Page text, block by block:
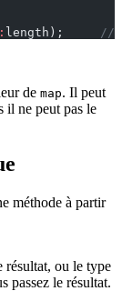
length); //
de map. Il peut
il ne peut pas le
méthode à partir
ou le type
passez le résultat.